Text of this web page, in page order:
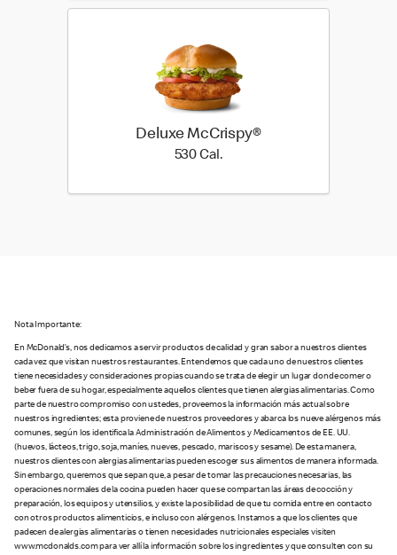
Deluxe McCrispy®
530 Cal.530 Cal.
Nota Importante:
En McDonald’s, nos dedicamos a servir productos de calidad y gran sabor a nuestros clientes
cada vez que visitan nuestros restaurantes. Entendemos que cada uno de nuestros clientes
tiene necesidades y consideraciones propias cuando se trata de elegir un lugar donde comer o
beber fuera de su hogar, especialmente aquellos clientes que tienen alergias alimentarias. Como
parte de nuestro compromiso con ustedes, proveemos la información más actual sobre
nuestros ingredientes; esta proviene de nuestros proveedores y abarca los nueve alérgenos más
comunes, según los identifica la Administración de Alimentos y Medicamentos de EE. UU.
(huevos, lácteos, trigo, soja, maníes, nueves, pescado, mariscos y sesame). De esta manera,
nuestros clientes con alergias alimentarias pueden escoger sus alimentos de manera informada.
Sin embargo, queremos que sepan que, a pesar de tomar las precauciones necesarias, las
operaciones normales de la cocina pueden hacer que se compartan las áreas de cocción y
preparación, los equipos y utensilios, y existe la posibilidad de que tu comida entre en contacto
con otros productos alimenticios, e incluso con alérgenos. Instamos a que los clientes que
padecen de alergias alimentarias o tienen necesidades nutricionales especiales visiten
www.mcdonalds.com para ver allí la información sobre los ingredientes y que consulten con su